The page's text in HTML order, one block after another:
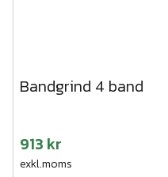
Bandgrind 4 band
913 kr
exkl.moms